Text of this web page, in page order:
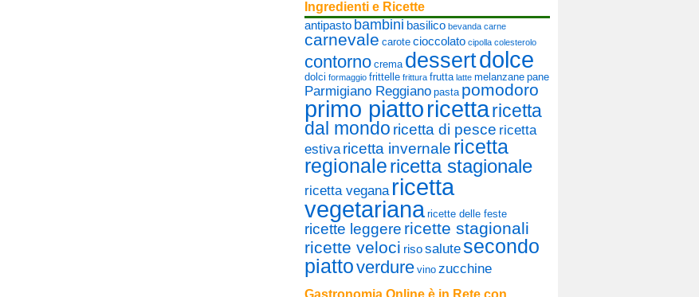
Ingredienti e Ricette
antipasto bambini basilico bevanda carne
carnevale carote cioccolato cipolla colesterolo
contorno crema dessertdolce
dolci formaggio frittelle frittura frutta latte melanzane pane
Parmigiano Reggiano pasta pomodoro
primo piattoricettaricetta
dal mondo ricetta di pesce ricetta
estiva ricetta invernale ricetta
regionalericetta stagionale
ricetta vegana ricetta
vegetariana ricette delle feste
ricette leggere ricette stagionali
ricette veloci risosalute secondo
piattoverdure vino zucchine
Gastronomia Online è in Rete con...